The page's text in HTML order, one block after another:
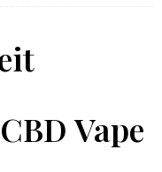
CBD Vape